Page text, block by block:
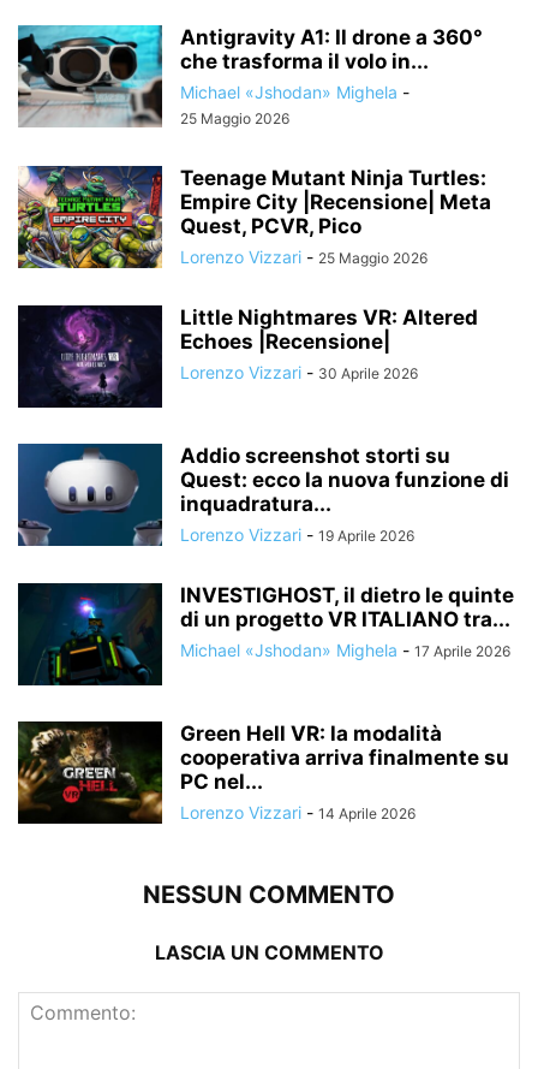
Antigravity A1: Il drone a 360°
che trasforma il volo in...
Michael «Jshodan» Mighela -
25 Maggio 2026
Teenage Mutant Ninja Turtles:
Empire City |Recensione| Meta
Quest, PCVR, Pico
Lorenzo Vizzari - 25 Maggio 2026
Little Nightmares VR: Altered
Echoes |Recensione|
Lorenzo Vizzari - 30 Aprile 2026
Addio screenshot storti su
Quest: ecco la nuova funzione di
inquadratura...
Lorenzo Vizzari - 19 Aprile 2026
INVESTIGHOST, il dietro le quinte
di un progetto VR ITALIANO tra...
Michael «Jshodan» Mighela - 17 Aprile 2026
Green Hell VR: la modalità
cooperativa arriva finalmente su
PC nel...
Lorenzo Vizzari - 14 Aprile 2026
NESSUN COMMENTO
LASCIA UN COMMENTO